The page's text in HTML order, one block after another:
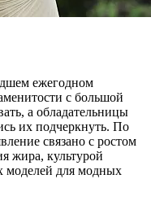
ежегодном
с большой
а обладательницы
их подчеркнуть. По
связано с ростом
жира, культурой
моделей для модных